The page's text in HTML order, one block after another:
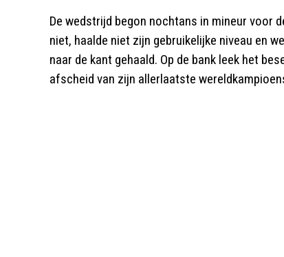
De wedstrijd begon nochtans in mineur voor
niet, haalde niet zijn gebruikelijke niveau en
naar de kant gehaald. Op de bank leek het
afscheid van zijn allerlaatste